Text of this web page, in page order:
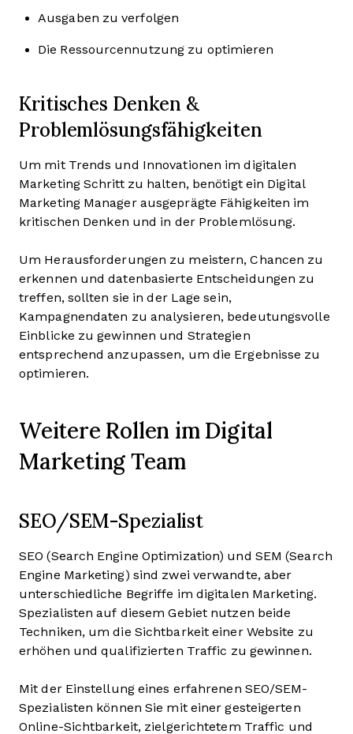
Ausgaben zu verfolgen
Die Ressourcennutzung zu optimieren
Kritisches Denken &
Problemlösungsfähigkeiten
Um mit Trends und Innovationen im digitalen
Marketing Schritt zu halten, benötigt ein Digital
Marketing Manager ausgeprägte Fähigkeiten im
kritischen Denken und in der Problemlösung.
Um Herausforderungen zu meistern, Chancen zu
erkennen und datenbasierte Entscheidungen zu
treffen, sollten sie in der Lage sein,
Kampagnendaten zu analysieren, bedeutungsvolle
Einblicke zu gewinnen und Strategien
entsprechend anzupassen, um die Ergebnisse zu
optimieren.
Weitere Rollen im Digital
Marketing Team
SEO/SEM-Spezialist
SEO (Search Engine Optimization) und SEM (Search
Engine Marketing) sind zwei verwandte, aber
unterschiedliche Begriffe im digitalen Marketing.
Spezialisten auf diesem Gebiet nutzen beide
Techniken, um die Sichtbarkeit einer Website zu
erhöhen und qualifizierten Traffic zu gewinnen.
Mit der Einstellung eines erfahrenen SEO/SEM-
Spezialisten können Sie mit einer gesteigerten
Online-Sichtbarkeit, zielgerichtetem Traffic und